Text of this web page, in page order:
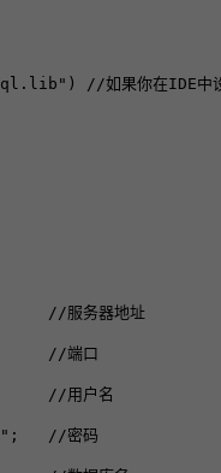
) //如果你在IDE中
//服务器地址
//端口
//用户名
;
   //密码